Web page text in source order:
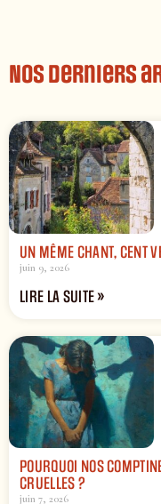
Nos derniers
UN MÊME CHANT, CENT
juin 9, 2026
LIRE LA SUITE »
POURQUOI NOS
CRUELLES ?
juin 7, 2026